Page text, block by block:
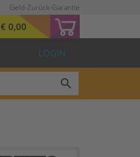
Geld-Zurück-Garantie
€ 0,00
LOGIN
search